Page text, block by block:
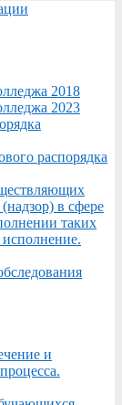
2018
2023
распорядка
в сфере
таких
и